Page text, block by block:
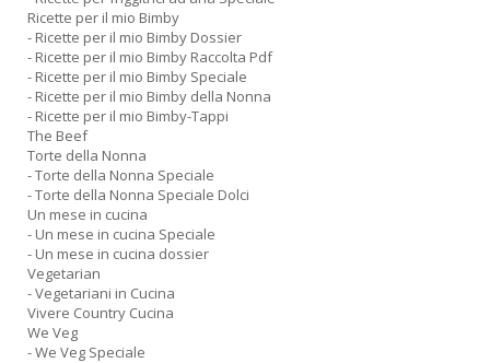
Ricette per il mio Bimby
- Ricette per il mio Bimby Dossier
- Ricette per il mio Bimby Raccolta Pdf
- Ricette per il mio Bimby Speciale
- Ricette per il mio Bimby della Nonna
- Ricette per il mio Bimby-Tappi
The Beef
Torte della Nonna
- Torte della Nonna Speciale
- Torte della Nonna Speciale Dolci
Un mese in cucina
- Un mese in cucina Speciale
- Un mese in cucina dossier
Vegetarian
- Vegetariani in Cucina
Vivere Country Cucina
We Veg
- We Veg Speciale